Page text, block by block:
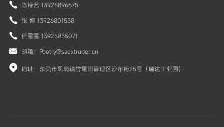
陈诗艺 13926896675
张 博 13926801558
任露露 13926855071
邮箱：Poetry@saextruder.cn
地址：东莞市凤岗镇竹尾田管理区沙布街25号（瑞达工业园）